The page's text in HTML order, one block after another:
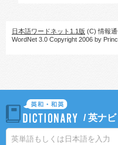
日本語ワードネット1.1版 (C) 情報
WordNet 3.0 Copyright 2006 by
/英ナ